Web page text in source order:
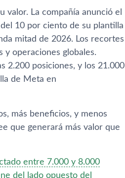
valor. La compañía anunció el
10 por ciento de su plantilla
mitad de 2026. Los recortes
y operaciones globales.
2.200 posiciones, y los 21.000
de Meta en
más beneficios, y menos
que generará más valor que
entre 7.000 y 8.000
del lado opuesto del